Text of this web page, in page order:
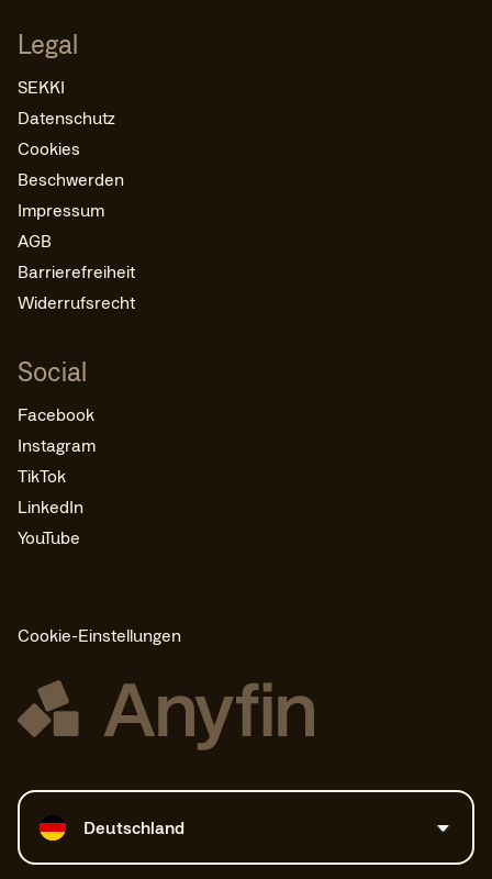
Legal
SEKKI
Datenschutz
Cookies
Beschwerden
Impressum
AGB
Barrierefreiheit
Widerrufsrecht
Social
Facebook
Instagram
TikTok
LinkedIn
YouTube
Cookie-Einstellungen
Land auswählen
Deutschland